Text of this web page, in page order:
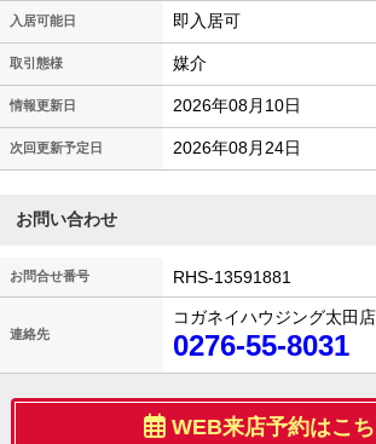
入居可能日 即入居可
取引態様 媒介
情報更新日 2026年08月10日
次回更新予定日 2026年08月24日
お問い合わせ
お問合せ番号 RHS-13591881
連絡先
コガネイハウジング太田店
0276-55-8031
WEB来店予約はこ